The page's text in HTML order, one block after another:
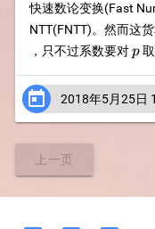
快速数论变换(Fast
NTT(FNTT)。然而这
，只不过系数要对p
p
 2018年5月25日
上一页